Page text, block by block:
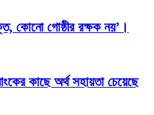
কোনো গোষ্ঠীর রক্ষক নয়’।
কাছে অর্থ সহায়তা চেয়েছে